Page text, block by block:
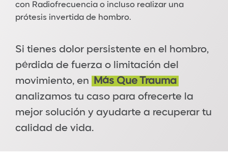
con Radiofrecuencia o incluso realizar una
prótesis invertida de hombro.
Si tienes dolor persistente en el hombro,
pérdida de fuerza o limitación del
movimiento, en
Más Que Trauma
analizamos tu caso para ofrecerte la
mejor solución y ayudarte a recuperar tu
calidad de vida.